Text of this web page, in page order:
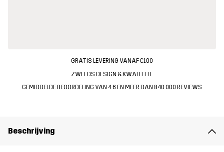
GRATIS LEVERING VANAF €100
ZWEEDS DESIGN & KWALITEIT
GEMIDDELDE BEOORDELING VAN 4.6 EN MEER DAN 840.000 REVIEWS
Beschrijving